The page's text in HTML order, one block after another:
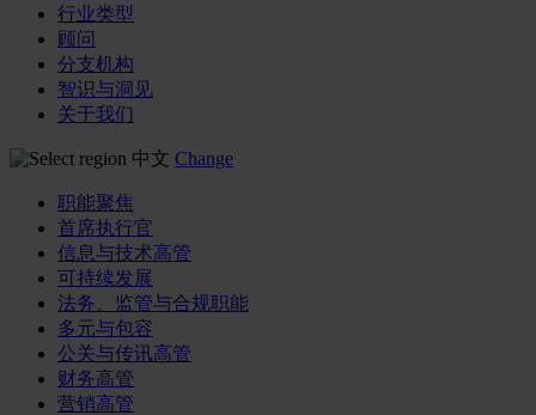
行业类型
顾问
分支机构
智识与洞见
关于我们
中文 Change
职能聚焦
首席执行官
信息与技术高管
可持续发展
法务、监管与合规职能
多元与包容
公关与传讯高管
财务高管
营销高管